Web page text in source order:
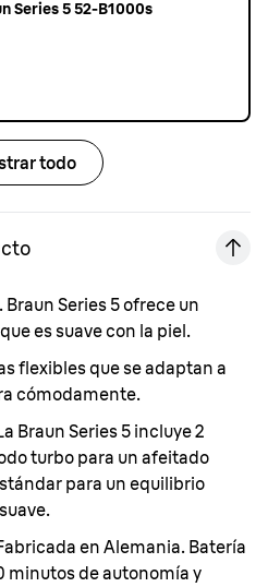
Series 5 52-B1000s
todo
Braun Series 5 ofrece un
es suave con la piel.
flexibles que se adaptan a
cómodamente.
Braun Series 5 incluye 2
turbo para un afeitado
para un equilibrio
en Alemania. Batería
minutos de autonomía y